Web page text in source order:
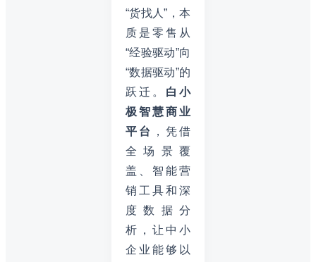
“货找人”，本
质是零售从
“经验驱动”向
“数据驱动”的
跃迁。 白小
极智慧商业
平台
，凭借
全场景覆
盖、智能营
销工具和深
度数据分
析，让中小
企业能够以